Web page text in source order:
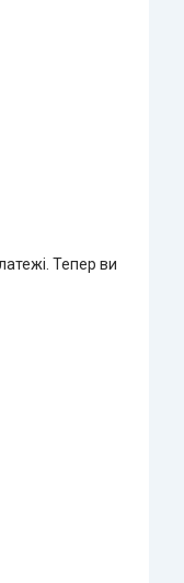
Тепер ви